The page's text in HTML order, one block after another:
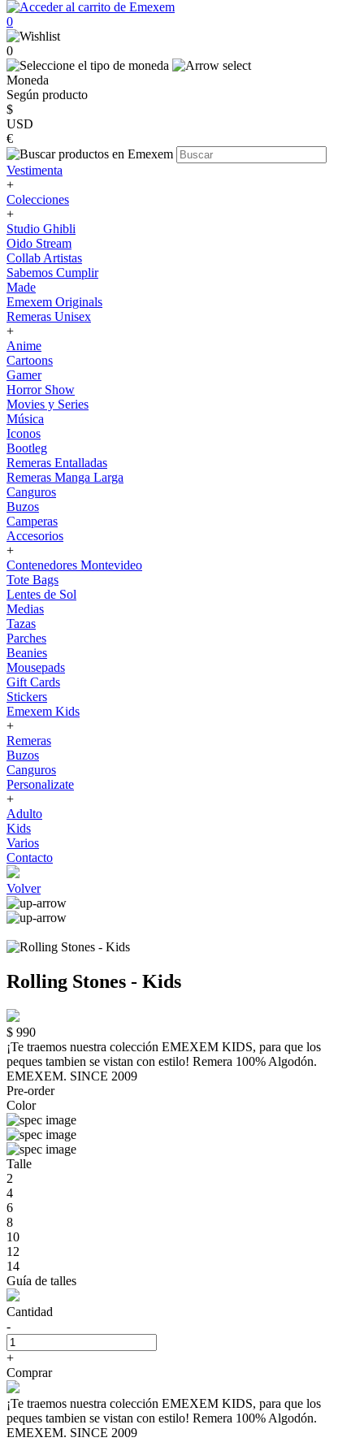
0
0
Moneda
Según producto
$
USD
€
Vestimenta
+
Colecciones
+
Studio Ghibli
Oido Stream
Collab Artistas
Sabemos Cumplir
Made
Emexem Originals
Remeras Unisex
+
Anime
Cartoons
Gamer
Horror Show
Movies y Series
Música
Iconos
Bootleg
Remeras Entalladas
Remeras Manga Larga
Canguros
Buzos
Camperas
Accesorios
+
Contenedores Montevideo
Tote Bags
Lentes de Sol
Medias
Tazas
Parches
Beanies
Mousepads
Gift Cards
Stickers
Emexem Kids
+
Remeras
Buzos
Canguros
Personalizate
+
Adulto
Kids
Varios
Contacto
Volver
Rolling Stones - Kids
$ 990
¡Te traemos nuestra colección EMEXEM KIDS, para que los
peques tambien se vistan con estilo! Remera 100% Algodón.
EMEXEM. SINCE 2009
Pre-order
Color
Talle
2
4
6
8
10
12
14
Guía de talles
Cantidad
-
+
Comprar
¡Te traemos nuestra colección EMEXEM KIDS, para que los
peques tambien se vistan con estilo! Remera 100% Algodón.
EMEXEM. SINCE 2009